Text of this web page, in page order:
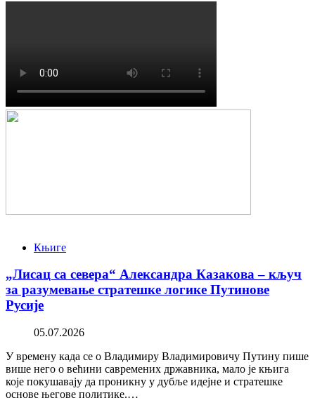
Књиге
„Лисац са севера“ Александра Казакова – кључ
за разумевање стратешке логике Путинове
Русије
05.07.2026
У времену када се о Владимиру Владимировичу Путину пише
више него о већини савремених државника, мало је књига
које покушавају да проникну у дубље идејне и стратешке
основе његове политике.…